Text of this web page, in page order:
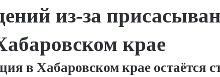
из‑за
крае
в Хабаровском крае остаётся